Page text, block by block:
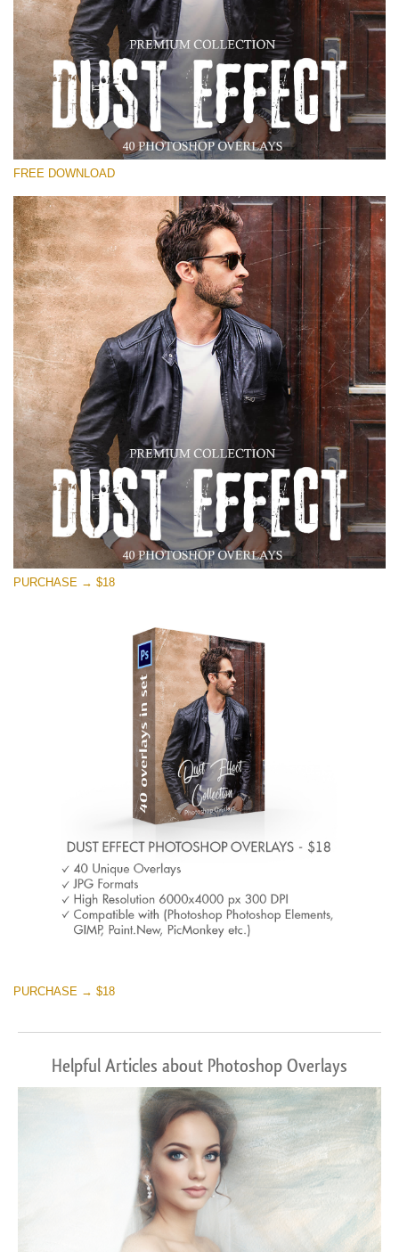
Please select
Free Photoshop Overlay
Small 800*533px
Dust Effect
(40 Overlays)
Entire Collection
(1783 Overlays)
Large 6000*4000px
Free download
FREE DOWNLOAD
PURCHASE → $18
PURCHASE → $18
Helpful Articles about Photoshop Overlays